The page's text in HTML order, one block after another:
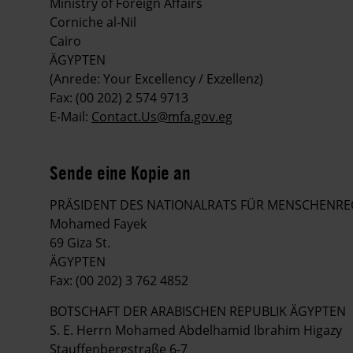
Corniche al-Nil
Cairo
ÄGYPTEN
(Anrede: Your Excellency / Exzellenz)
Fax: (00 202) 2 574 9713
E-Mail: Contact.Us@mfa.gov.eg
Sende eine Kopie an
PRÄSIDENT DES NATIONALRATS FÜR
Mohamed Fayek
69 Giza St.
ÄGYPTEN
Fax: (00 202) 3 762 4852
BOTSCHAFT DER ARABISCHEN REPUBLIK ÄGYPTEN
S. E. Herrn Mohamed Abdelhamid Ibrahim Higazy
Stauffenbergstraße 6-7